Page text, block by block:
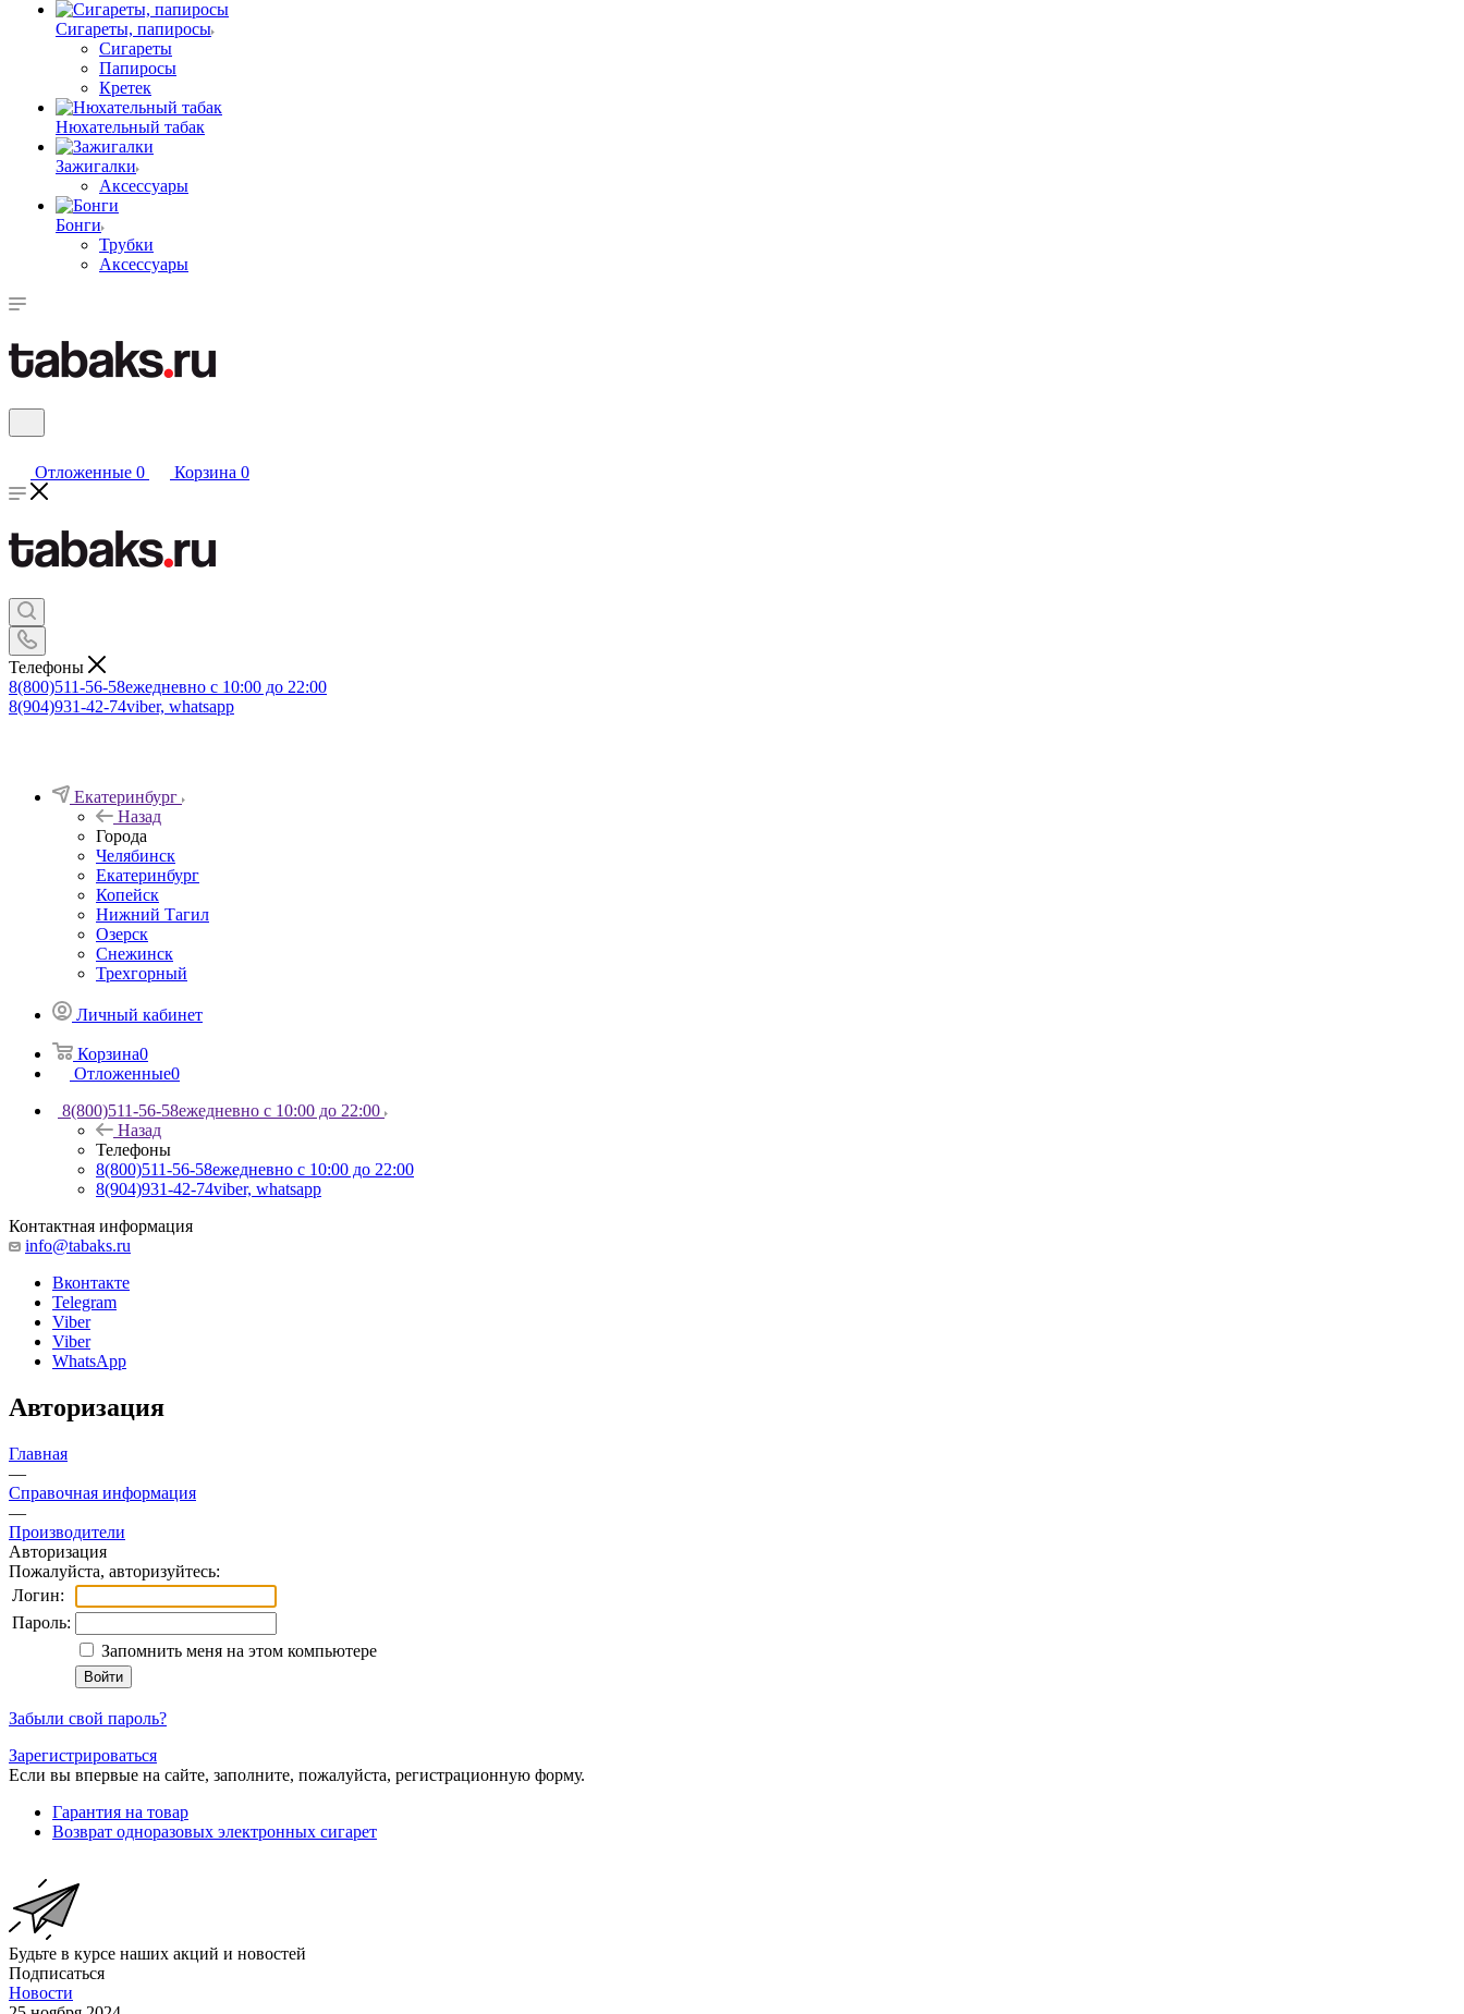
Сигареты, папиросы
Сигареты
Папиросы
Кретек
Нюхательный табак
Зажигалки
Аксессуары
Бонги
Трубки
Аксессуары
Отложенные 0 Корзина 0
Телефоны
8(800)511-56-58ежедневно с 10:00 до 22:00
8(904)931-42-74viber, whatsapp
Екатеринбург
Назад
Города
Челябинск
Екатеринбург
Копейск
Нижний Тагил
Озерск
Снежинск
Трехгорный
Личный кабинет
Корзина0
Отложенные0
8(800)511-56-58ежедневно с 10:00 до 22:00
Назад
Телефоны
8(800)511-56-58ежедневно с 10:00 до 22:00
8(904)931-42-74viber, whatsapp
Контактная информация
info@tabaks.ru
Вконтакте
Telegram
Viber
Viber
WhatsApp
Авторизация
Главная
—
Справочная информация
—
Производители
Авторизация
Пожалуйста, авторизуйтесь:
Логин:
Пароль:
Запомнить меня на этом компьютере
Забыли свой пароль?
Зарегистрироваться
Если вы впервые на сайте, заполните, пожалуйста, регистрационную форму.
Гарантия на товар
Возврат одноразовых электронных сигарет
Будьте в курсе наших акций и новостей
Подписаться
Новости